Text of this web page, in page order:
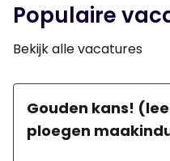
Populaire
Bekijk alle vacatures
Gouden kans!
ploegen